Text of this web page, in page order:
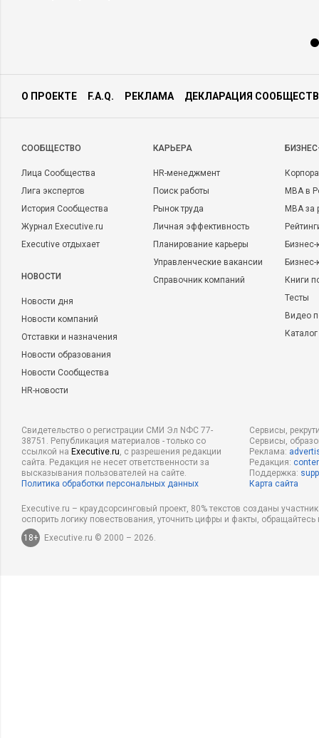
О ПРОЕКТЕ F.A.Q. РЕКЛАМА ДЕКЛАРАЦИЯ
CООБЩЕСТВО
Лица Сообщества
Лига экспертов
История Сообщества
Журнал Executive.ru
Executive отдыхает
НОВОСТИ
Новости дня
Новости компаний
Отставки и назначения
Новости образования
Новости Сообщества
HR-новости
КАРЬЕРА
HR-менеджмент
Поиск работы
Рынок труда
Личная эффективность
Планирование карьеры
Управленческие вакансии
Справочник компаний
MBA в
MBA
Бизнес-
Книги
Тесты
Видео
Свидетельство о регистрации СМИ Эл NФС 77-
38751. Републикация материалов - только со
ссылкой на Executive.ru, с разрешения редакции
сайта. Редакция не несет ответственности за
высказывания пользователей на сайте.
Политика обработки персональных данных
Сервисы,
Сервисы,
Реклама:
Редакция:
Поддержка:
Карта сайта
Executive.ru – краудсорсинговый проект, 80% текстов созданы
оспорить логику повествования, уточнить цифры и факты,
18+
Executive.ru © 2000 – 2026.